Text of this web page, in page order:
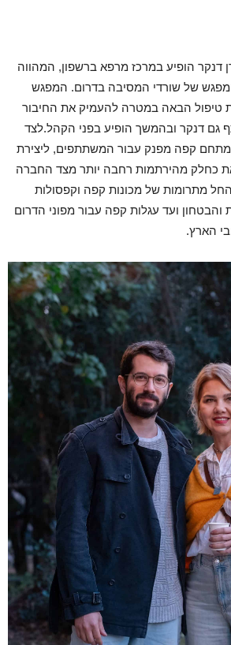
דנקר הופיע במרכז מרפא ברשפון, המהווה
ומפגש של שורדי המסיבה בדרום. המפגש
טיפול הבאה במטרה להעמיק את החיבור
גם דנקר ובהמשך הופיע בפני הקהל.לצד
קפה מפנק עבור המשתתפים, ליצירת
כחלק מהירתמות רחבה יותר מצד החברה
מתרומות של מכונות קפה וקפסולות
והבטחון ועד עגלות קפה עבור מפוני הדרום
הארץ.